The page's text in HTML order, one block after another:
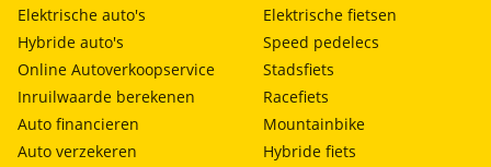
Elektrische auto's
Hybride auto's
Online Autoverkoopservice
Inruilwaarde berekenen
Auto financieren
Auto verzekeren
Elektrische fietsen
Speed pedelecs
Stadsfiets
Racefiets
Mountainbike
Hybride fiets